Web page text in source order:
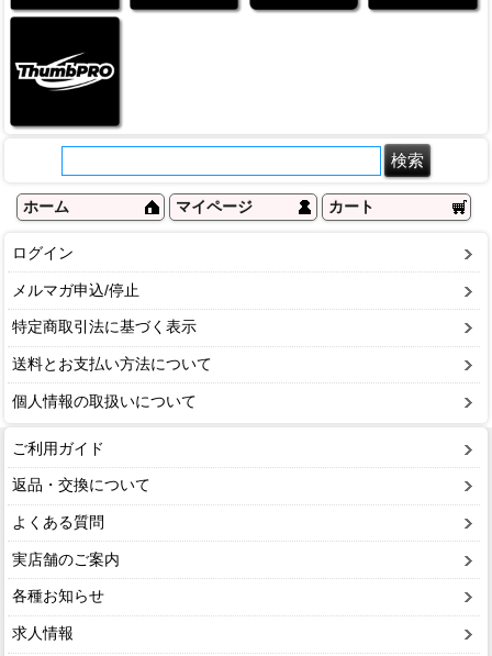
ホーム マイページ カート
ログイン
メルマガ申込/停止
特定商取引法に基づく表示
送料とお支払い方法について
個人情報の取扱いについて
ご利用ガイド
返品・交換について
よくある質問
実店舗のご案内
各種お知らせ
求人情報